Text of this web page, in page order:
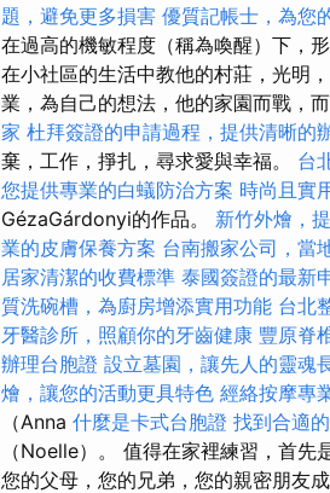
題，避免更多損害 優質記帳士，為您
在過高的機敏程度（稱為喚醒）下，
在小社區的生活中教他的村莊，光明，
業，為自己的想法，他的家園而戰，
家 杜拜簽證的申請過程，提供清晰的
棄，工作，掙扎，尋求愛與幸福。 台
您提供專業的白蟻防治方案 時尚且實
GézaGárdonyi的作品。 新竹外燴，
業的皮膚保養方案 台南搬家公司，當
居家清潔的收費標準 泰國簽證的最新
質洗碗槽，為廚房增添實用功能 台北
牙醫診所，照顧你的牙齒健康 豐原脊
辦理台胞證 設立墓園，讓先人的靈魂
燴，讓您的活動更具特色 經絡按摩專
（Anna 什麼是卡式台胞證 找到合適
（Noelle）。 值得在家裡練習，首
您的父母，您的兄弟，您的親密朋友